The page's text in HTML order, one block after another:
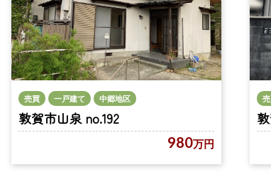
売買 一戸建て 中郷地区
敦賀市山泉 no.192
980万円